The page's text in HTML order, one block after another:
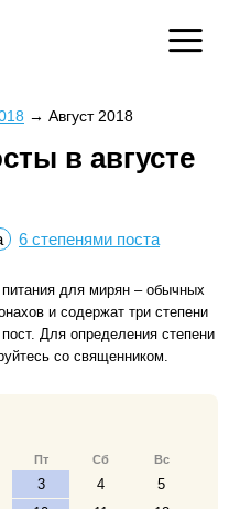
→ Август 2018
в августе
6 степенями поста
для мирян – обычных
и содержат три степени
Для определения степени
со священником.
Пт Сб Вс
3 4
5